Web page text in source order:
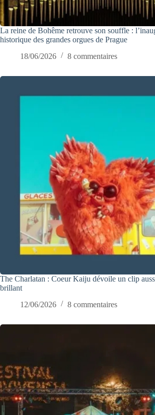
La reine de Bohême retrouve son souffle :
historique des grandes orgues de Prague
18/06/2026
8 commentaires
The Charlatan : Coeur Kaiju dévoile un clip
brillant
12/06/2026
8 commentaires